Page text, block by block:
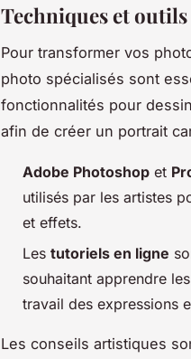
Techniques et
Pour transformer vos
photo spécialisés sont
fonctionnalités pour
afin de créer un portrait
Adobe Photoshop et
utilisés par les artistes
et effets.
Les tutoriels en ligne
souhaitant apprendre
travail des expressions
Les conseils artistiques